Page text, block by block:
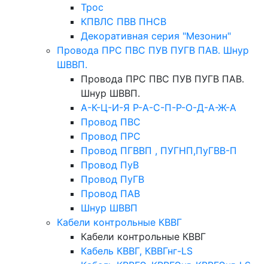
Трос
КПВЛС ПВВ ПНСВ
Декоративная серия "Мезонин"
Провода ПРС ПВС ПУВ ПУГВ ПАВ. Шнур
ШВВП.
Провода ПРС ПВС ПУВ ПУГВ ПАВ.
Шнур ШВВП.
А-К-Ц-И-Я Р-А-С-П-Р-О-Д-А-Ж-А
Провод ПВС
Провод ПРС
Провод ПГВВП , ПУГНП,ПуГВВ-П
Провод ПуВ
Провод ПуГВ
Провод ПАВ
Шнур ШВВП
Кабели контрольные КВВГ
Кабели контрольные КВВГ
Кабель КВВГ, КВВГнг-LS